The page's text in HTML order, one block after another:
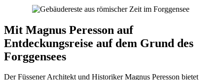
Mit Magnus Peresson auf
Entdeckungsreise auf dem Grund des
Forggensees
Der Füssener Architekt und Historiker Magnus Peresson bietet